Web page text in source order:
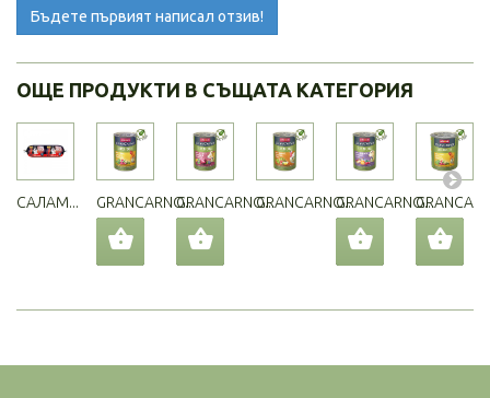
Бъдете първият написал отзив!
ОЩЕ ПРОДУКТИ В СЪЩАТА КАТЕГОРИЯ
САЛАМ... GRANCARNO...GRANCARNO...GRANCARNO...GRANCARNO...